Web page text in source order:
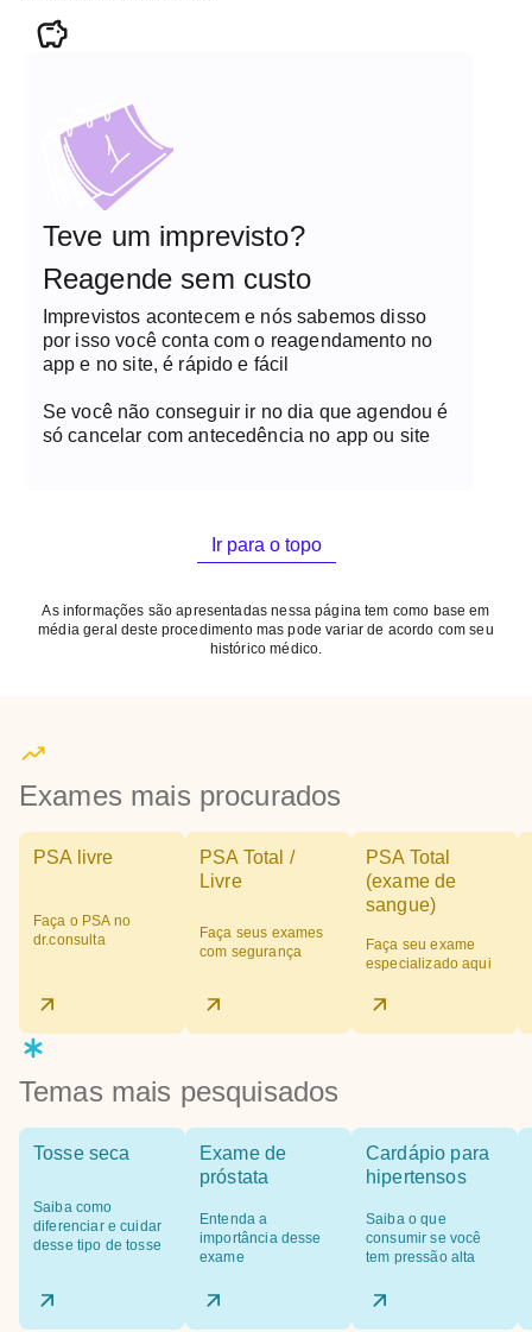
Teve um imprevisto?
Reagende sem custo
Imprevistos acontecem e nós sabemos disso
por isso você conta com o reagendamento no
app e no site, é rápido e fácil
Se você não conseguir ir no dia que agendou é
só cancelar com antecedência no app ou site
Ir para o topo
As informações são apresentadas nessa página tem como base em
média geral deste procedimento mas pode variar de acordo com seu
histórico médico.
Exames mais procurados
PSA livre
Faça o PSA no
dr.consulta
PSA Total /
Livre
Faça seus exames
com segurança
PSA Total
(exame de
sangue)
Faça seu exame
especializado aqui
Temas mais pesquisados
Tosse seca
Saiba como
diferenciar e cuidar
desse tipo de tosse
Exame de
próstata
Entenda a
importância desse
exame
Cardápio para
hipertensos
Saiba o que
consumir se você
tem pressão alta